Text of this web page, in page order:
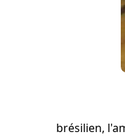
brésilien,